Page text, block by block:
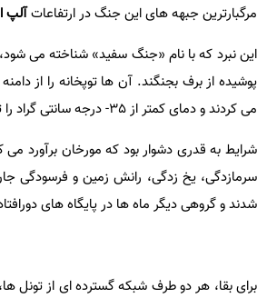
مرگبارترین جبهه های این جنگ در ارتفاعاتآلپ
پوشیده از برف بجنگند. آن ها توپخانه را از
می کردند و دمای کمتر از 35- درجه سانتی گراد را تحمل می کردند.
شرایط به قدری دشوار بود که مورخان برآورد
سرمازدگی، یخ زدگی، رانش زمین و فرسودگی
شدند و گروهی دیگر ماه ها در پایگاه های
برای بقا، هر دو طرف شبکه گسترده ای از تونل